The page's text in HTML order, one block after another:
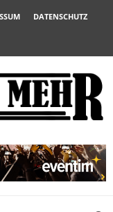
DATENSCHUTZ